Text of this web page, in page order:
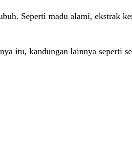
Seperti madu alami, ekstrak
itu, kandungan lainnya seperti